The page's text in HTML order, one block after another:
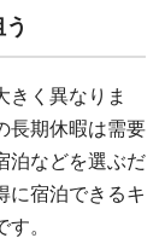
きく異なりま
長期休暇は需要
泊などを選ぶだ
に宿泊できるキ
。